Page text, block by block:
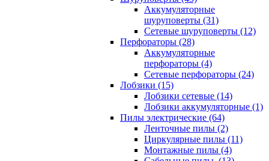
Аккумуляторные
шуруповерты (31)
Сетевые шуруповерты (12)
Перфораторы (28)
Аккумуляторные
перфораторы (4)
Сетевые перфораторы (24)
Лобзики (15)
Лобзики сетевые (14)
Лобзики аккумуляторные (1)
Пилы электрические (64)
Ленточные пилы (2)
Циркулярные пилы (11)
Монтажные пилы (4)